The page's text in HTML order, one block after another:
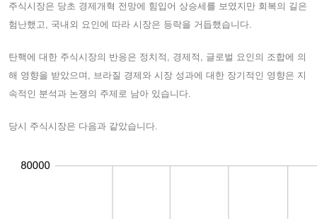
주식시장은 당초 경제개혁 전망에 힘입어 상승세를 보였지만 회복의 길은
험난했고, 국내외 요인에 따라 시장은 등락을 거듭했습니다.
탄핵에 대한 주식시장의 반응은 정치적, 경제적, 글로벌 요인의 조합에 의
해 영향을 받았으며, 브라질 경제와 시장 성과에 대한 장기적인 영향은 지
속적인 분석과 논쟁의 주제로 남아 있습니다.
당시 주식시장은 다음과 같았습니다.